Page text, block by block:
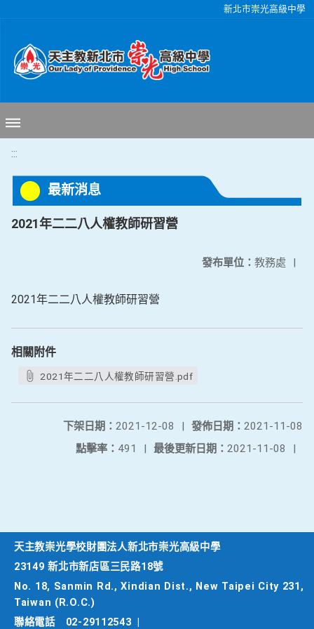
新北市崇光高級中學
:::
最新消息
2021年二二八人權教師研習營
發布單位： 教務處 |
2021年二二八人權教師研習營
相關附件
2021年二二八人權教師研習營.pdf
發佈日期： 2021-11-08
下架日期： 2021-12-08
|
最後更新日期： 2021-11-08 |
點擊率： 491 |
天主教崇光學校財團法人新北市崇光高級中學
23149 新北市新店區三民路18號
No. 18, Sanmin Rd., Xindian Dist., New Taipei City 231,
Taiwan (R.O.C.)
聯絡電話
02-29112543